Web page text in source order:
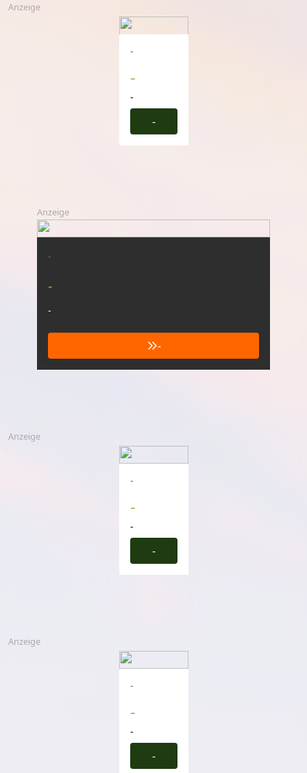
Anzeige
-
-
-
-
Anzeige
-
-
-
-
Anzeige
-
-
-
-
Anzeige
-
-
-
-